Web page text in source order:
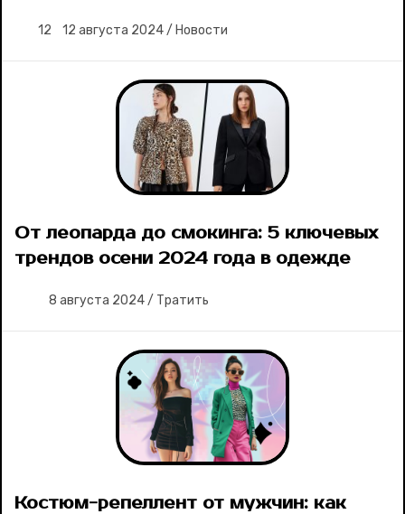
Соцсети
12 12 августа 2024/ Новости
От леопарда до смокинга: 5 ключевых
трендов осени 2024 года в одежде
8 августа 2024/ Тратить
Костюм-репеллент от мужчин: как